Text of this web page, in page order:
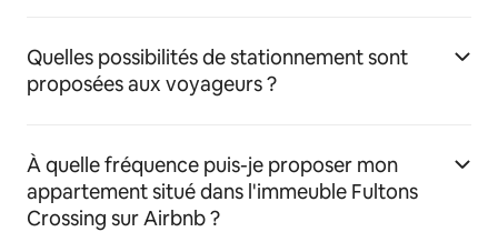
Quelles possibilités de stationnement sont
proposées aux voyageurs ?
À quelle fréquence puis-je proposer mon
appartement situé dans l'immeuble Fultons
Crossing sur Airbnb ?